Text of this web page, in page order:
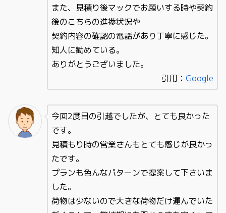
また、見積り後マックでお願いする時や契約
後のこちらの進捗状況や
契約内容の確認の電話があり丁寧に感じた。
知人に勧めている。
ありがとうございました。
引用： Google
今回2度目の引越でしたが、とても良かった
です。
見積もり時の営業さんもとても感じが良かっ
たです。
プランも色んなパターンで提案して下さいま
した。
荷物は少ないので大きな荷物だけ運んでいた